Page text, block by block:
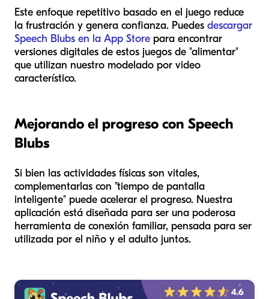
Este enfoque repetitivo basado en el juego reduce
la frustración y genera confianza. Puedes descargar
Speech Blubs en la App Store para encontrar
versiones digitales de estos juegos de "alimentar"
que utilizan nuestro modelado por video
característico.
Mejorando el progreso con Speech
Blubs
Si bien las actividades físicas son vitales,
complementarlas con "tiempo de pantalla
inteligente" puede acelerar el progreso. Nuestra
aplicación está diseñada para ser una poderosa
herramienta de conexión familiar, pensada para ser
utilizada por el niño y el adulto juntos.